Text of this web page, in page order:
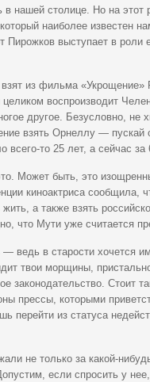
нашей столице. Но на этот
наиболее известен
Пирожков выступает в роли
из фильма «Укрощение»
воспроизводит
другое. Безусловно, не
взять Орнеллу — пускай
то 25 лет, а сейчас за
Может быть, это
киноактриса сообщила,
а также взять
что Мути уже считается
ведь в старости хочется
твои морщины,
законодательство. Стоит
прессы, которыми
перейти из статуса
не только за какой-
если спросить у